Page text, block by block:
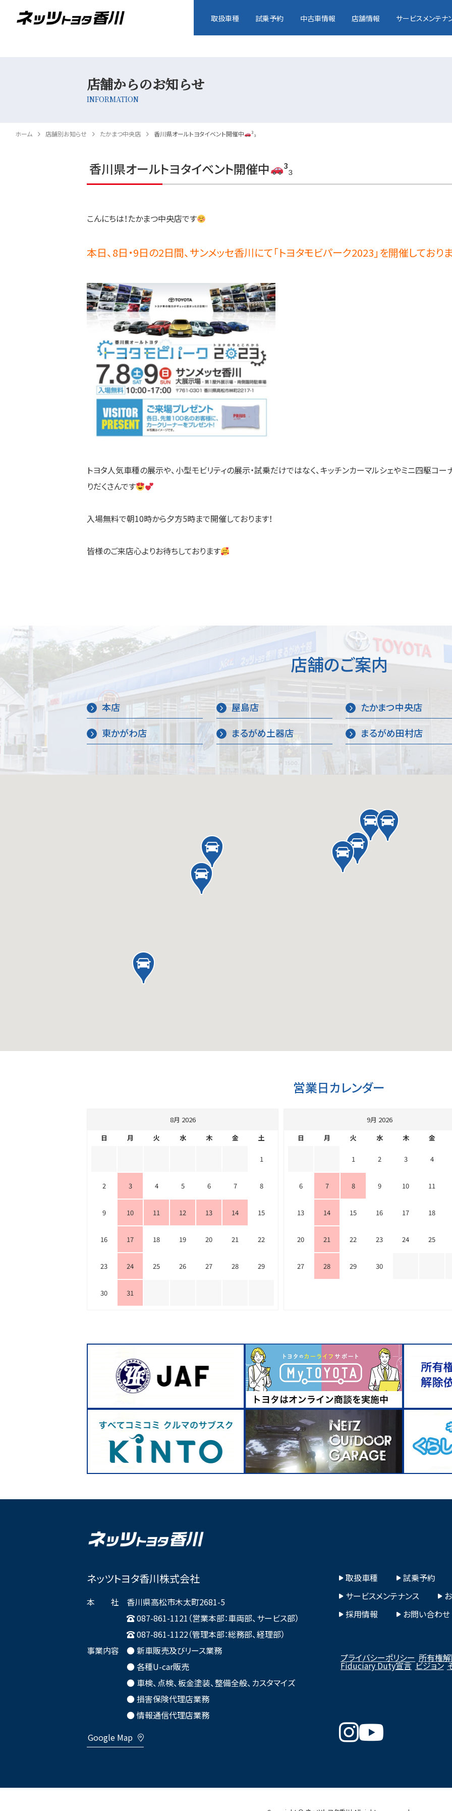
取扱車種 試乗予約 中古車情報 店舗情報 サービスメンテナ
店舗からのお知らせ
INFORMATION
ホーム 店舗別お知らせ たかまつ中央店 香川県オールトヨタイベント開催中 ³₃
香川県オールトヨタイベント開催中 ³₃
こんにちは！たかまつ中央店です
本日、8日・9日の2日間、サンメッセ香川にて「トヨタモビパーク2023」を開催しており
トヨタ人気車種の展示や、小型モビリティの展示・試乗だけではなく、キッチンカーマルシェやミニ四駆コ
りだくさんです
入場無料で朝10時から夕方5時まで開催しております！
皆様のご来店心よりお待ちしております
店舗のご案内
本店 屋島店
たかまつ中央店
東かがわ店
まるがめ土器店 まるがめ田村店
営業日カレンダー
8月 2026
日
月 火 水 木 金 土
1
2 3 4 5 6 7 8
9 10 11 12 13 14 15
16 17 18 19 20 21 22
23 24 25 26 27 28 29
30 31
9月 2026
日
月 火 水 木 金
1 2 3 4
6 7 8 9 10 11
13 14 15 16 17 18
20 21 22 23 24 25
27 28 29 30
ネッツトヨタ香川株式会社
本 社
香川県高松市木太町2681-5
087-861-1121（営業本部：車両部、サービス部）
087-861-1122（管理本部：総務部、経理部）
事業内容
● 新車販売及びリース業務
● 各種U-car販売
● 車検、点検、板金塗装、整備全般、カスタマイズ
● 損害保険代理店業務
● 情報通信代理店業務
Google Map
取扱車種
試乗予約
サービスメンテナンス
採用情報
お問い合わせ
プライバシーポリシー 所有権
Fiduciary Duty宣言 ビジョン